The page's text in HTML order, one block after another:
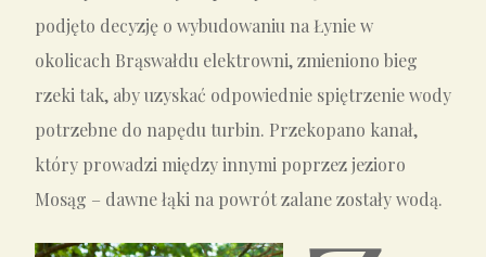
podjęto decyzję o wybudowaniu na Łynie w
okolicach Brąswałdu elektrowni, zmieniono bieg
rzeki tak, aby uzyskać odpowiednie spiętrzenie wody
potrzebne do napędu turbin. Przekopano kanał,
który prowadzi między innymi poprzez jezioro
Mosąg – dawne łąki na powrót zalane zostały wodą.